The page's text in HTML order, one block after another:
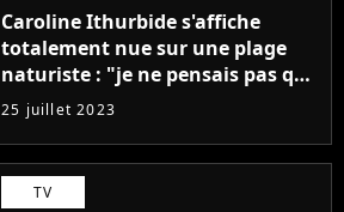
Caroline Ithurbide s'affiche
totalement nue sur une plage
naturiste : "je ne pensais pas que
j'arriverais à le faire..."
25 juillet 2023
TV